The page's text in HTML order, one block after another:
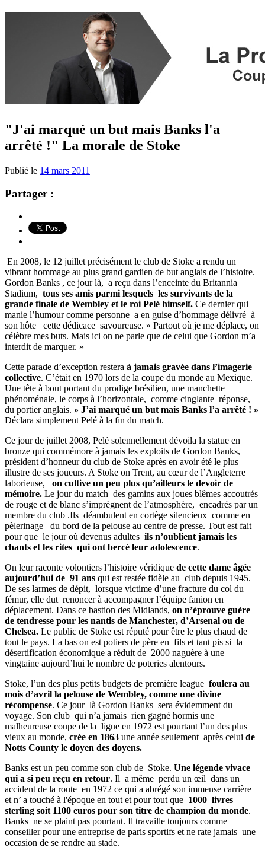
"J'ai marqué un but mais Banks l'a
arrêté !" La morale de Stoke
Publié le 14 mars 2011
Partager :
En 2008, le 12 juillet précisément le club de Stoke a rendu un
vibrant hommage au plus grand gardien de but anglais de l’histoire.
Gordon Banks , ce jour là, a reçu dans l’enceinte du Britannia
Stadium, tous ses amis parmi lesquels les survivants de la
grande finale de Wembley et le roi Pelé himself. Ce dernier qui
manie l’humour comme personne a en guise d’hommage délivré à
son hôte cette dédicace savoureuse. » Partout où je me déplace, on
célèbre mes buts. Mais ici on ne parle que de celui que Gordon m’a
interdit de marquer. »
Cette parade d’exception restera à jamais gravée dans l’imagerie
collective. C’était en 1970 lors de la coupe du monde au Mexique.
Une tête à bout portant du prodige brésilien, une manchette
phénoménale, le corps à l’horizontale, comme cinglante réponse,
du portier anglais. » J’ai marqué un but mais Banks l’a arrêté ! »
Déclara simplement Pelé à la fin du match.
Ce jour de juillet 2008, Pelé solennellement dévoila la statue en
bronze qui commémore à jamais les exploits de Gordon Banks,
président d’honneur du club de Stoke après en avoir été le plus
illustre de ses joueurs. A Stoke on Trent, au cœur de l’Angleterre
laborieuse, on cultive un peu plus qu’ailleurs le devoir de
mémoire. Le jour du match des gamins aux joues blêmes accoutrés
de rouge et de blanc s’imprègnent de l’atmosphère, encadrés par un
membre du club .Ils déambulent en cortège silencieux comme en
pèlerinage du bord de la pelouse au centre de presse. Tout est fait
pour que le jour où devenus adultes ils n’oublient jamais les
chants et les rites qui ont bercé leur adolescence.
On leur raconte volontiers l’histoire véridique de cette dame âgée
aujourd’hui de 91 ans qui est restée fidèle au club depuis 1945.
De ses larmes de dépit, lorsque victime d’une fracture du col du
fémur, elle dut renoncer à accompagner l’équipe fanion en
déplacement. Dans ce bastion des Midlands, on n’éprouve guère
de tendresse pour les nantis de Manchester, d’Arsenal ou de
Chelsea. Le public de Stoke est réputé pour être le plus chaud de
tout le pays. La bas on est potiers de père en fils et tant pis si la
désertification économique a réduit de 2000 naguère à une
vingtaine aujourd’hui le nombre de poteries alentours.
Stoke, l’un des plus petits budgets de première league foulera au
mois d’avril la pelouse de Wembley, comme une divine
récompense. Ce jour là Gordon Banks sera évidemment du
voyage. Son club qui n’a jamais rien gagné hormis une
malheureuse coupe de la ligue en 1972 est pourtant l’un des plus
vieux au monde, crée en 1863 une année seulement après celui de
Notts County le doyen des doyens.
Banks est un peu comme son club de Stoke. Une légende vivace
qui a si peu reçu en retour. Il a même perdu un œil dans un
accident de la route en 1972 ce qui a abrégé son immense carrière
et n’ a touché à l'époque en tout et pour tout que 1000 livres
sterling soit 1100 euros pour son titre de champion du monde.
Banks ne se plaint pas pourtant. Il travaille toujours comme
conseiller pour une entreprise de paris sportifs et ne rate jamais une
occasion de se rendre au stade.